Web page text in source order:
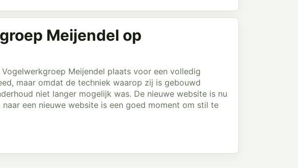
Meijendel op
Meijendel plaats voor een volledig
maar omdat de techniek waarop zij is gebouwd
niet langer mogelijk was. De nieuwe website is nu
een nieuwe website is een goed moment om stil te